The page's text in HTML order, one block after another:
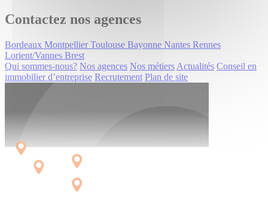
Contactez nos agences
Bordeaux Montpellier Toulouse Bayonne Nantes Rennes
Lorient/Vannes Brest
Qui sommes-nous? Nos agences Nos métiers Actualités Conseil en
immobilier d’entreprise Recrutement Plan de site